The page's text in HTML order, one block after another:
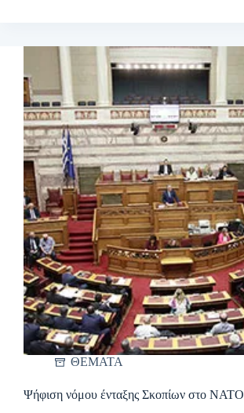
ΘΕΜΑΤΑ
Ψήφιση νόμου ένταξης Σκοπίων στο ΝΑΤΟ